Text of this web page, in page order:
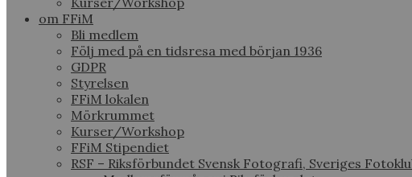
om FFiM
Bli medlem
Följ med på en tidsresa med början 1936
GDPR
Styrelsen
FFiM lokalen
Mörkrummet
Kurser/Workshop
FFiM Stipendiet
RSF – Riksförbundet Svensk Fotografi, Sveriges